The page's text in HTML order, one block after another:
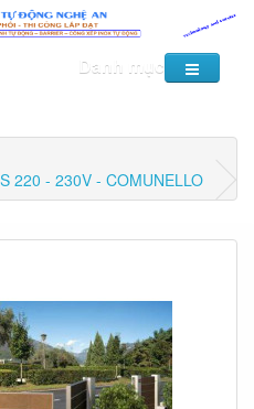
Danh mục
220 - 230V - COMUNELLO